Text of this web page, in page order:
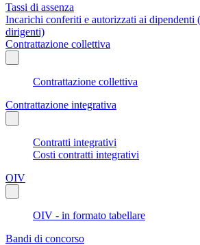
Tassi di assenza
Incarichi conferiti e autorizzati ai dipendenti
dirigenti)
Contrattazione collettiva
Contrattazione collettiva
Contrattazione integrativa
Contratti integrativi
Costi contratti integrativi
OIV
OIV - in formato tabellare
Bandi di concorso